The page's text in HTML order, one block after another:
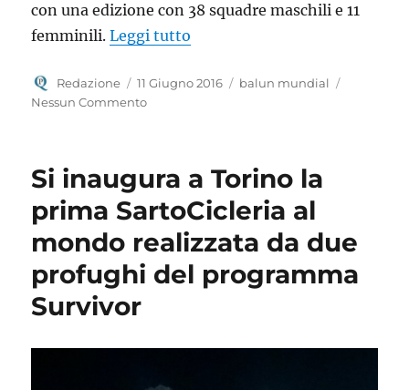
con una edizione con 38 squadre maschili e 11
femminili.Leggi tutto
Autore
Redazione
Pubblicato
il
11 Giugno 2016 Tag
balun mundial
Nessun Commento
Si inaugura a Torino la
prima SartoCicleria al
mondo realizzata da due
profughi del programma
Survivor